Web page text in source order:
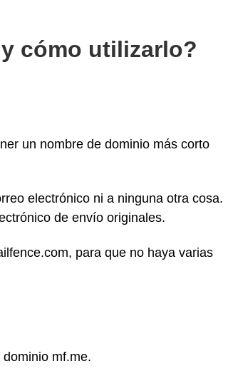
cómo utilizarlo?
un nombre de dominio más corto
electrónico ni a ninguna otra cosa.
de envío originales.
para que no haya varias
mf.me.